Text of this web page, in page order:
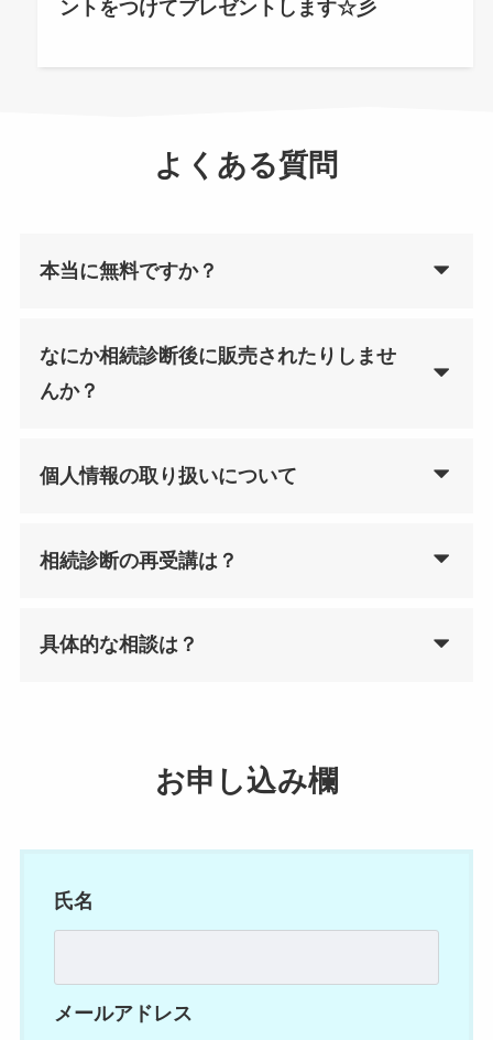
ントをつけてプレゼントします☆彡
よくある質問
本当に無料ですか？
なにか相続診断後に販売されたりしませ
んか？
個人情報の取り扱いについて
相続診断の再受講は？
具体的な相談は？
お申し込み欄
氏名
メールアドレス